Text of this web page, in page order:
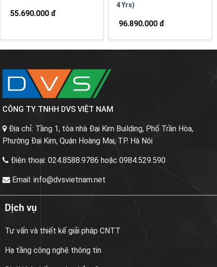
55.690.000 đ
4 Yrs)
96.890.000 đ
CÔNG TY TNHH DVS VIỆT NAM
Địa chỉ: Tầng 1, tòa nhà Đại Kim Building, Phố Trần Hòa,
Phường Đại Kim, Quận Hoàng Mai, TP. Hà Nội
Điện thoại: 024.8588.9786 hoặc 0984.529.590
Email: info@dvsvietnam.net
Dịch vụ
Tư vấn và thiết kế giải pháp CNTT
Hạ tầng công nghệ thông tin